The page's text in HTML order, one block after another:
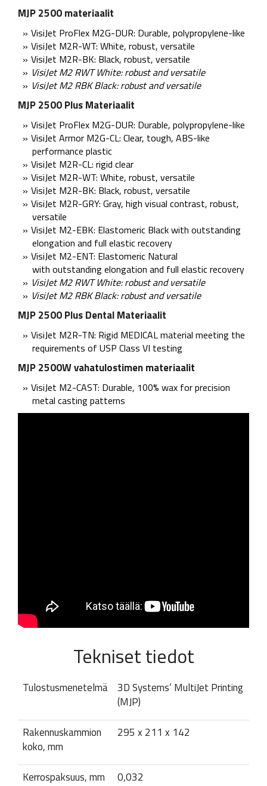
MJP 2500 materiaalit
VisiJet ProFlex M2G-DUR: Durable, polypropylene-like
VisiJet M2R-WT: White, robust, versatile
VisiJet M2R-BK: Black, robust, versatile
VisiJet M2 RWT White: robust and versatile
VisiJet M2 RBK Black: robust and versatile
MJP 2500 Plus Materiaalit
VisiJet ProFlex M2G-DUR: Durable, polypropylene-like
VisiJet Armor M2G-CL: Clear, tough, ABS-like
performance plastic
VisiJet M2R-CL: rigid clear
VisiJet M2R-WT: White, robust, versatile
VisiJet M2R-BK: Black, robust, versatile
VisiJet M2R-GRY: Gray, high visual contrast, robust,
versatile
VisiJet M2-EBK: Elastomeric Black with outstanding
elongation and full elastic recovery
VisiJet M2-ENT: Elastomeric Natural
with outstanding elongation and full elastic recovery
VisiJet M2 RWT White: robust and versatile
VisiJet M2 RBK Black: robust and versatile
MJP 2500 Plus Dental Materiaalit
VisiJet M2R-TN: Rigid MEDICAL material meeting the
requirements of USP Class VI testing
MJP 2500W vahatulostimen materiaalit
VisiJet M2-CAST: Durable, 100% wax for precision
metal casting patterns
Tekniset tiedot
Tulostusmenetelmä
3D Systems’ MultiJet Printing
(MJP)
Rakennuskammion
koko, mm
295 x 211 x 142
Kerrospaksuus, mm
0,032